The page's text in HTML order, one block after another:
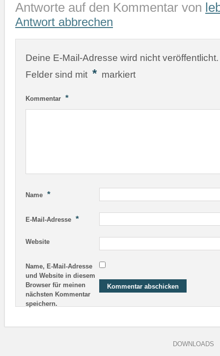
Antworte auf den Kommentar von
Antwort abbrechen
Deine E-Mail-Adresse wird nicht veröffentlicht.
Felder sind mit * markiert
Kommentar *
Name *
E-Mail-Adresse *
Website
Name, E-Mail-Adresse
und Website in diesem
Browser für meinen
nächsten Kommentar
speichern.
DOWNLOADS